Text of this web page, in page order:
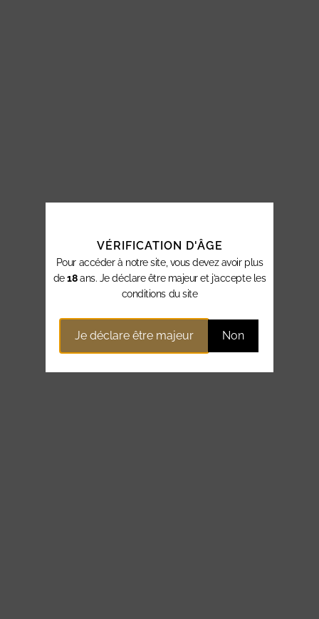
VÉRIFICATION D'ÂGE
Pour accéder à notre site, vous devez avoir plus
de18ans. Je déclare être majeur et j’accepte les
conditions du site
Je déclare être majeur Non